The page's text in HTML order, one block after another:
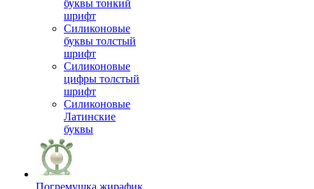
буквы тонкий
шрифт
Силиконовые
буквы толстый
шрифт
Силиконовые
цифры толстый
шрифт
Силиконовые
Латинские
буквы
Погремушка жирафик